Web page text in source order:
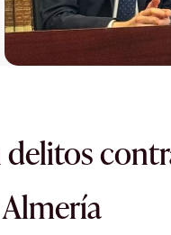
delitos